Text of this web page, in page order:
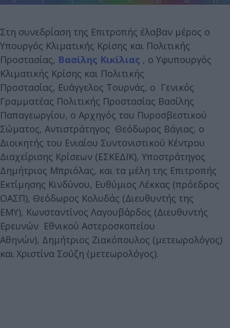
Στη συνεδρίαση της Επιτροπής έλαβαν μέρος ο
Υπουργός Κλιματικής Κρίσης και Πολιτικής
Προστασίας, Βασίλης Κικίλιας , ο Υφυπουργός
Κλιματικής Κρίσης και Πολιτικής
Προστασίας, Ευάγγελος Τουρνάς, ο Γενικός
Γραμματέας Πολιτικής Προστασίας Βασίλης
Παπαγεωργίου, ο Αρχηγός του Πυροσβεστικού
Σώματος, Αντιστράτηγος Θεόδωρος Βάγιας, ο
Διοικητής του Ενιαίου Συντονιστικού Κέντρου
Διαχείρισης Κρίσεων (ΕΣΚΕΔΙΚ), Υποστράτηγος
Δημήτριος Μπριόλας, και τα μέλη της Επιτροπής
Εκτίμησης Κινδύνου, Ευθύμιος Λέκκας (πρόεδρος
ΟΑΣΠ), Θεόδωρος Κολυδάς (Διευθυντής της
ΕΜΥ), Κωνσταντίνος Λαγουβάρδος (Διευθυντής
Ερευνών Εθνικού Αστεροσκοπείου
Αθηνών), Δημήτριος Ζιακόπουλος (μετεωρολόγος)
και Χριστίνα Σούζη (μετεωρολόγος).